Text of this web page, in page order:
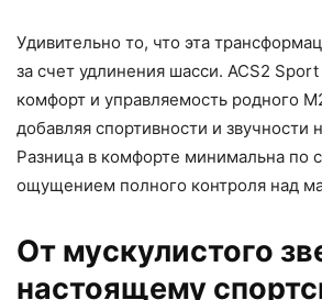
Удивительно то, что эта
за счет удлинения шасси. ACS2
комфорт и управляемость родного
добавляя спортивности и звучности
Разница в комфорте минимальна по
ощущением полного контроля над
От мускулистого
настоящему